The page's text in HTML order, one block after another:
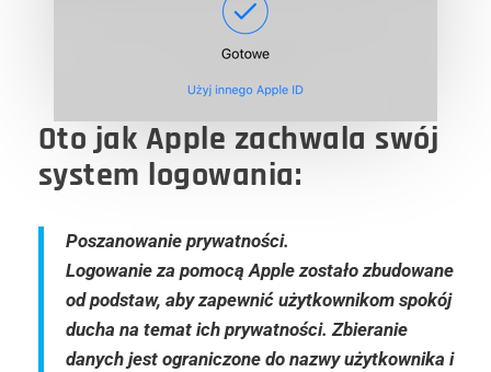
Oto jak Apple zachwala swój
system logowania:
Poszanowanie prywatności.
Logowanie za pomocą Apple zostało zbudowane
od podstaw, aby zapewnić użytkownikom spokój
ducha na temat ich prywatności. Zbieranie
danych jest ograniczone do nazwy użytkownika i